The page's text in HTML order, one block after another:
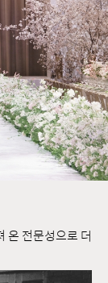
온 전문성으로 더